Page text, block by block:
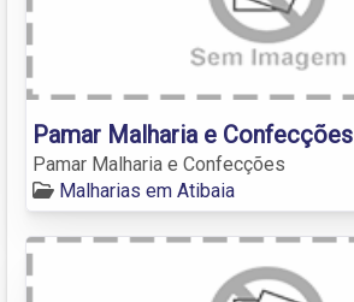
Pamar Malharia e Confecções
Pamar Malharia e Confecções
Malharias em Atibaia